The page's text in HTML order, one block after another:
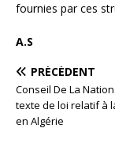
fournies par ces
A.S
PRÉCÉDENT
Conseil De La
texte de loi relatif à
en Algérie